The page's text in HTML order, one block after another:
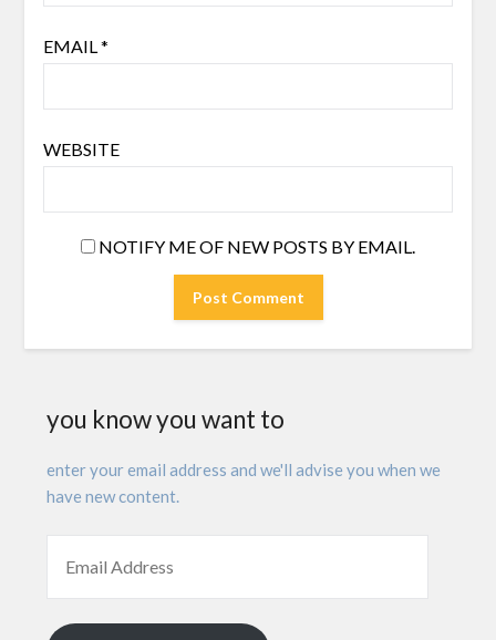
EMAIL *
WEBSITE
NOTIFY ME OF NEW POSTS BY EMAIL.
you know you want to
enter your email address and we'll advise you when we
have new content.